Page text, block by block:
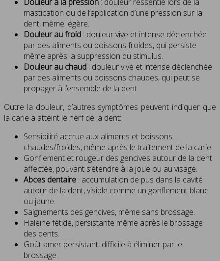
mastication ou de l’application d’une pression sur la
dent, même légère.
Douleur au froid : douleur vive et intense déclenchée
par des aliments ou boissons froides, qui persiste
même après la suppression du stimulus.
Douleur au chaud : douleur vive et intense déclenchée
par des aliments ou boissons chaudes, qui peut se
propager à l’ensemble de la dent.
Outre la douleur, d’autres symptômes peuvent indiquer que
la carie a atteint le nerf de la dent:
Sensibilité accrue aux aliments et boissons
chaudes/froides, même après le traitement de la carie.
Gonflement et rougeur des gencives autour de la dent
affectée, pouvant s’étendre à la joue ou au visage.
Abces dentaire : accumulation de pus dans la cavité
autour de la dent, visible comme un gonflement blanc
ou jaune.
Saignements des gencives, même sans brossage.
Haleine fétide, persistante même après le brossage
des dents.
Goût amer persistant, difficile à éliminer par le
brossage.